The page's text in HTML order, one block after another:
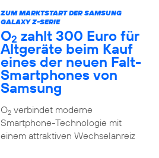
ZUM MARKTSTART DER SAMSUNG
GALAXY Z-SERIE
O2 zahlt 300 Euro für
Altgeräte beim Kauf
eines der neuen Falt-
Smartphones von
Samsung
O2verbindet moderne
Smartphone-Technologie mit
einem attraktiven Wechselanreiz